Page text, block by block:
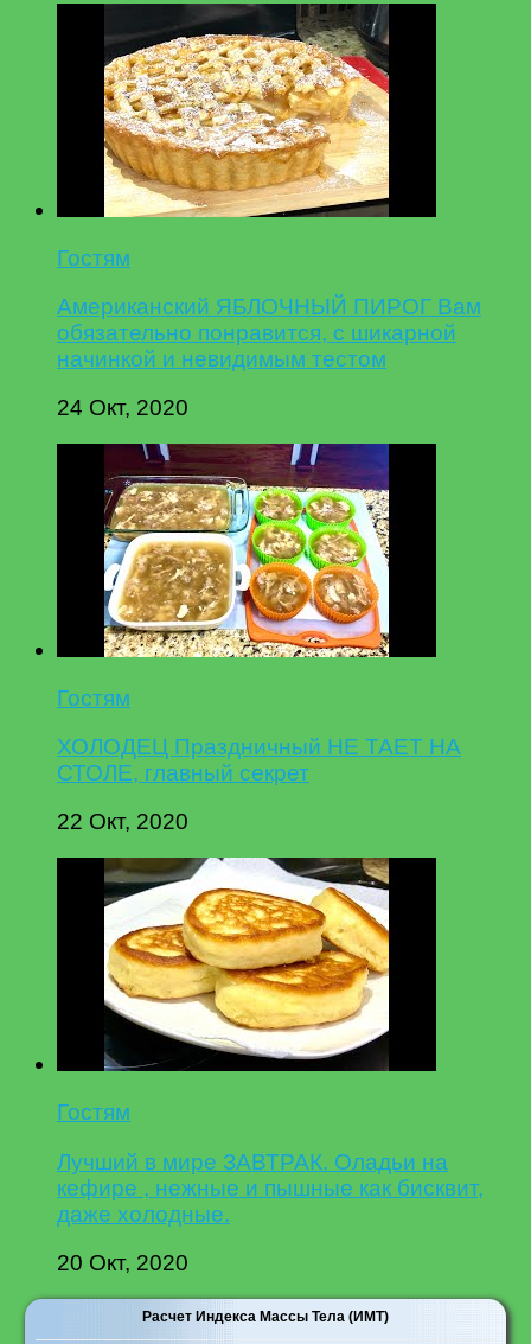
Гостям
Американский ЯБЛОЧНЫЙ ПИРОГ Вам
обязательно понравится, с шикарной
начинкой и невидимым тестом
24 Окт, 2020
Гостям
ХОЛОДЕЦ Праздничный НЕ ТАЕТ НА
СТОЛЕ, главный секрет
22 Окт, 2020
Гостям
Лучший в мире ЗАВТРАК. Оладьи на
кефире , нежные и пышные как бисквит,
даже холодные.
20 Окт, 2020
Расчет Индекса Массы Тела (ИМТ)